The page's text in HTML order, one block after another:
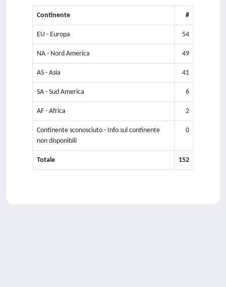
Continente #
EU - Europa 54
NA - Nord America 49
AS - Asia 41
SA - Sud America 6
AF - Africa 2
Continente sconosciuto - Info sul continente
non disponibili
0
Totale 152